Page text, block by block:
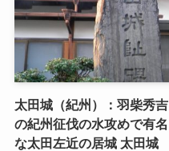
太田城（紀州）：羽柴秀吉
の紀州征伐の水攻めで有名
な太田左近の居城 太田城